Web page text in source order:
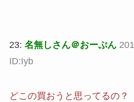
23: 名無しさん＠おーぷん
ID:Iyb
どこの買おうと思ってるの？